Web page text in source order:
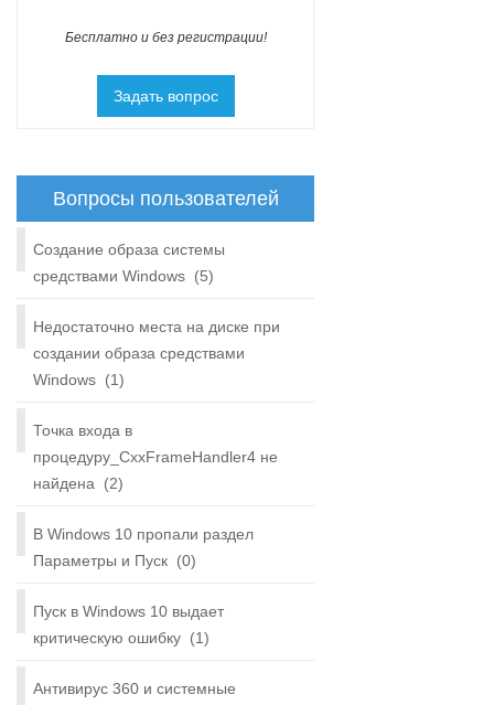
Бесплатно и без регистрации!
Задать вопрос
Вопросы пользователей
Создание образа системы
средствами Windows (5)
Недостаточно места на диске при
создании образа средствами
Windows (1)
Точка входа в
процедуру_CxxFrameHandler4 не
найдена
(2)
В Windows 10 пропали раздел
Параметры и Пуск (0)
Пуск в Windows 10 выдает
критическую ошибку (1)
Антивирус 360 и системные